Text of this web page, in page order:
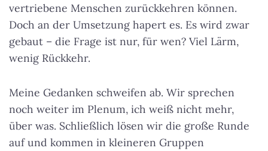
vertriebene Menschen zurückkehren können.
Doch an der Umsetzung hapert es. Es wird zwar
gebaut – die Frage ist nur, für wen? Viel Lärm,
wenig Rückkehr.
Meine Gedanken schweifen ab. Wir sprechen
noch weiter im Plenum, ich weiß nicht mehr,
über was. Schließlich lösen wir die große Runde
auf und kommen in kleineren Gruppen